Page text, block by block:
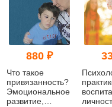
880 ₽
Что такое
привязанность?
Эмоциональное
развитие,